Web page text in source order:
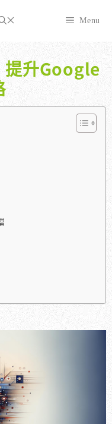
Menu
提升Google